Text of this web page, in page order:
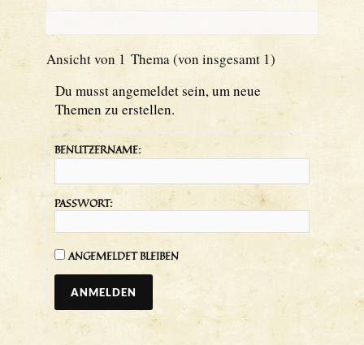
Ansicht von 1 Thema (von insgesamt 1)
Du musst angemeldet sein, um neue
Themen zu erstellen.
BENUTZERNAME:
PASSWORT:
ANGEMELDET BLEIBEN
ANMELDEN